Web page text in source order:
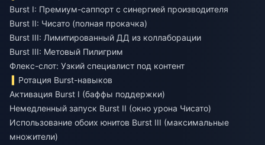
Burst I: Премиум-саппорт с синергией производителя
Burst II: Чисато (полная прокачка)
Burst III: Лимитированный ДД из коллаборации
Burst III: Метовый Пилигрим
Флекс-слот: Узкий специалист под контент
Ротация Burst-навыков
Активация Burst I (баффы поддержки)
Немедленный запуск Burst II (окно урона Чисато)
Использование обоих юнитов Burst III (максимальные
множители)